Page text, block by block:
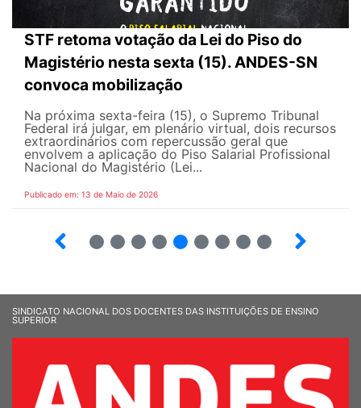
STF retoma votação da Lei do Piso do
Magistério nesta sexta (15). ANDES-SN
convoca mobilização
Na próxima sexta-feira (15), o Supremo Tribunal
Federal irá julgar, em plenário virtual, dois recursos
extraordinários com repercussão geral que
envolvem a aplicação do Piso Salarial Profissional
Nacional do Magistério (Lei...
Publicado em: 13 de Maio de 2026
SINDICATO NACIONAL DOS DOCENTES DAS INSTITUIÇÕES DE ENSINO
SUPERIOR